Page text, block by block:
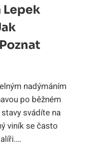
nadýmáním
po běžném
svádíte na
viník se často